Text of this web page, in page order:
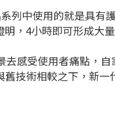
列中使用的就是具有
明，4小時即可形成大
去感受使用者痛點，
舊技術相較之下，新一